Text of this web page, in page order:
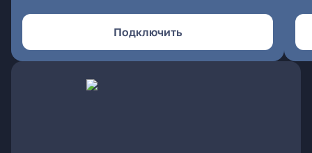
Подключить